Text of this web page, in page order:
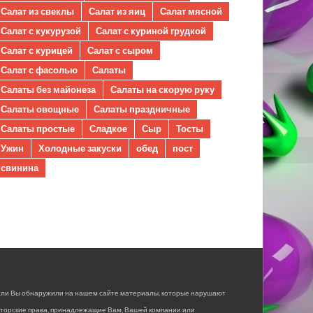
Салат из свеклы Салат из яиц
Салат мясной
Салат с кукурузой
Салат с куриной грудкой
Салат с курицей
Салат с сыром
Салат с фасолью
Салаты
Салаты без майонеза
Салаты на скорую руку
Салаты овощные
Салаты праздничные
Салаты простые
Сладкое Сыр
Тосты
Ужин
Холодные закуски обед
пост
свинина
Вы обнаружили на нашем сайте материалы, которые нарушают
права, принадлежащие Вам, Вашей компании или